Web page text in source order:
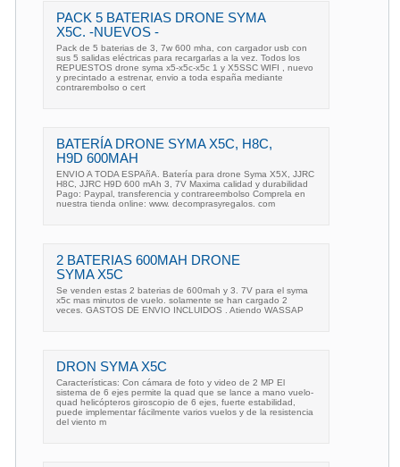
PACK 5 BATERIAS DRONE SYMA
X5C. -NUEVOS -
Pack de 5 baterias de 3, 7w 600 mha, con cargador usb con
sus 5 salidas eléctricas para recargarlas a la vez. Todos los
REPUESTOS drone syma x5-x5c-x5c 1 y X5SSC WIFI , nuevo
y precintado a estrenar, envio a toda españa mediante
contrarembolso o cert
BATERÍA DRONE SYMA X5C, H8C,
H9D 600MAH
ENVIO A TODA ESPAñA. Batería para drone Syma X5X, JJRC
H8C, JJRC H9D 600 mAh 3, 7V Maxima calidad y durabilidad
Pago: Paypal, transferencia y contrareembolso Comprela en
nuestra tienda online: www. decomprasyregalos. com
2 BATERIAS 600MAH DRONE
SYMA X5C
Se venden estas 2 baterias de 600mah y 3. 7V para el syma
x5c mas minutos de vuelo. solamente se han cargado 2
veces. GASTOS DE ENVIO INCLUIDOS . Atiendo WASSAP
DRON SYMA X5C
Características: Con cámara de foto y video de 2 MP El
sistema de 6 ejes permite la quad que se lance a mano vuelo-
quad helicópteros giroscopio de 6 ejes, fuerte estabilidad,
puede implementar fácilmente varios vuelos y de la resistencia
del viento m